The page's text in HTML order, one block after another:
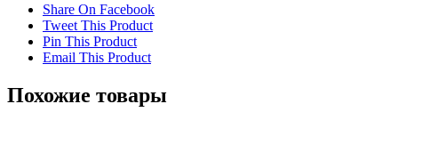
Share On Facebook
Tweet This Product
Pin This Product
Email This Product
Похожие товары